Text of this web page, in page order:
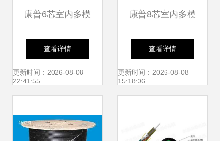
康普6芯室内多模
光缆 5200 006A
MRSL 详尽解析与
查看详情
更新时间：2026-08-08
22:41:55
康普8芯室内多模
光缆 连接未来的隐
形脉络
查看详情
更新时间：2026-08-08
15:18:06